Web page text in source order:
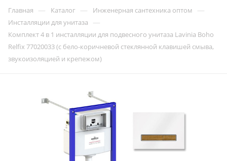
Главная — Каталог — Инженерная сантехника оптом —
Инсталляции для унитаза —
Комплект 4 в 1 инсталляции для подвесного унитаза Lavinia Boho
Relfix 77020033 (с бело-коричневой стеклянной клавишей смыва,
звукоизоляцией и крепежом)